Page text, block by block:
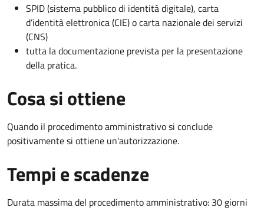
SPID (sistema pubblico di identità digitale), carta
d’identità elettronica (CIE) o carta nazionale dei servizi
(CNS)
tutta la documentazione prevista per la presentazione
della pratica.
Cosa si ottiene
Quando il procedimento amministrativo si conclude
positivamente si ottiene un'autorizzazione.
Tempi e scadenze
Durata massima del procedimento amministrativo: 30 giorni